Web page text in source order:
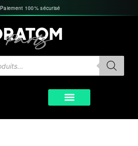
Paiement 100% sécurisé